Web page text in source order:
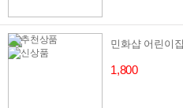
민화샵 어린이
1,800